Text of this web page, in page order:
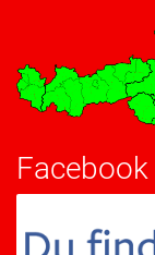
Facebook